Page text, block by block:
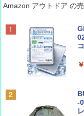
[
Amazon アウトドア の
-